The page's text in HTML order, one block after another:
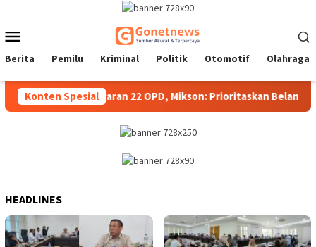
konten
Mobile
Berita Pemilu Kriminal Politik Otomotif Olahraga
Konten Spesial
Kawal Anggaran 22 OPD, Mikson: Prioritaskan Belanja
HEADLINES